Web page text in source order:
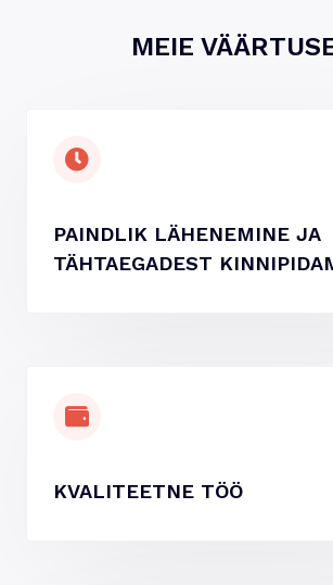
MEIE
PAINDLIK LÄHENEMINE JA
TÄHTAEGADEST
KVALITEETNE TÖÖ